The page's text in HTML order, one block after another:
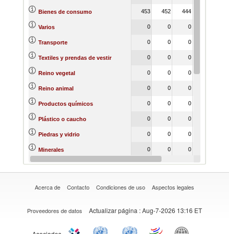
Bienes de consumo 453 452 444
Varios 0 0 0
Transporte 0 0 0
Textiles y prendas de vestir 0 0 0
Reino vegetal 0 0 0
Reino animal 0 0 0
Productos químicos 0 0 0
Plástico o caucho 0 0 0
Piedras y vidrio 0 0 0
Minerales 0 0 0
Metales 0 0 0
Acerca de Contacto Condiciones de uso Aspectos legales
Proveedores de datos Actualizar página : Aug-7-2026 13:16 ET